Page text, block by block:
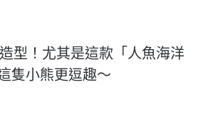
型！尤其是這款「人魚海洋
隻小熊更逗趣～